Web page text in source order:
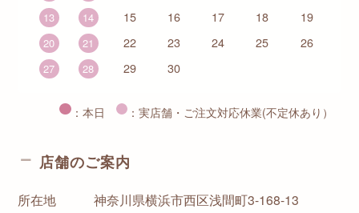
13 14 15 16 17 18 19
20 21 22 23 24 25 26
27 28 29 30
：本日 ：実店舗・ご注文対応休業(不定休あり）
店舗のご案内
所在地
神奈川県横浜市西区浅間町3-168-13